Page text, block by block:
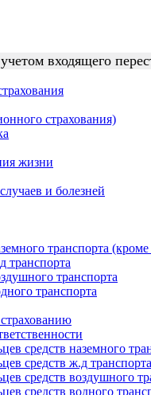
входящего
страхования)
жизни
и болезней
транспорта
транспорта
транспорта
транспорта
средств наземного
средств ж.д транспорта
средств воздушного
средств водного